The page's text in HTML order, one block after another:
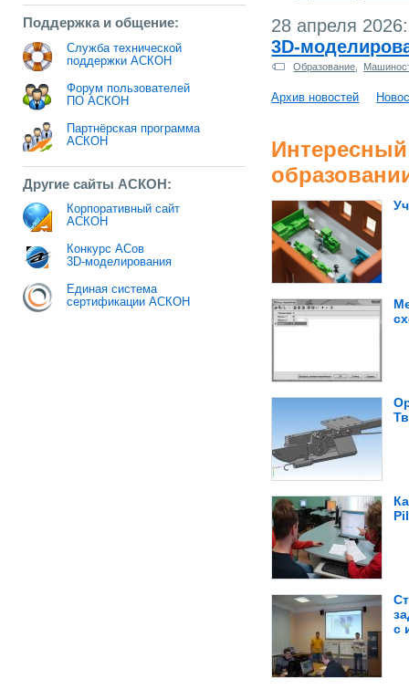
Поддержка и общение:
Служба технической
поддержки АСКОН
Форум пользователей
ПО АСКОН
Партнёрская программа
АСКОН
Другие сайты АСКОН:
Корпоративный сайт
АСКОН
Конкурс АСов
3D-моделирования
Единая система
сертификации АСКОН
28 апреля 2026:
3D-
Образование
Архив новостей
с